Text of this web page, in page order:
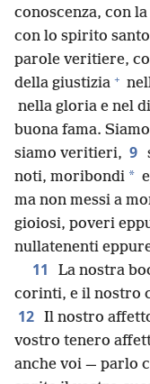
conoscenza, con la
con lo spirito
parole veritiere,
della giustizia +
nella gloria e nel
buona fama.
siamo veritieri, 9
noti, moribondi *
ma non messi a
gioiosi, poveri
nullatenenti
11 La nostra
corinti, e il nostro
12 Il nostro
vostro tenero
anche voi — parlo